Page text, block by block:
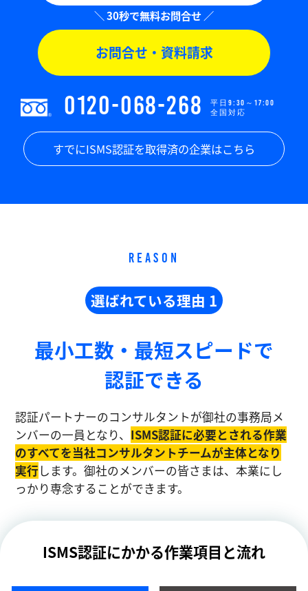
お問合せ・資料請求
0120-068-268
平日9:30～17:00
全国対応
すでにISMS認証を取得済の企業はこちら
REASON
選ばれている理由 1
最小工数・最短スピードで
認証できる
認証パートナーのコンサルタントが御社の事務局メ
ンバーの一員となり、 ISMS認証に必要とされる作業
のすべてを当社コンサルタントチームが主体となり
実⾏ します。御社のメンバーの皆さまは、本業にし
っかり専念することができます。
ISMS認証にかかる作業項目と流れ